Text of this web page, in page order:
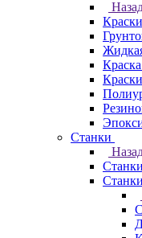
Краски
Станки
Станки